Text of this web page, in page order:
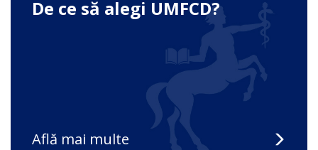
De ce să alegi UMFCD?
Află mai multe